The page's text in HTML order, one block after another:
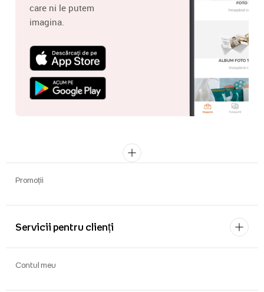
care ni le putem
imagina.
Promoții
Servicii pentru clienți
Contul meu